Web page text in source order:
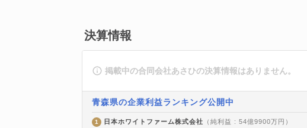
決算情報
掲載中の合同会社あさひの決算情報はありません。
青森県の企業利益ランキング公開中
1 日本ホワイトファーム株式会社 （純利益 : 54億9900万円）